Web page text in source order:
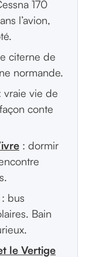
170
l’avion,
citerne de
normande.
vraie vie de
conte
: dormir
: bus
Bain
le Vertige